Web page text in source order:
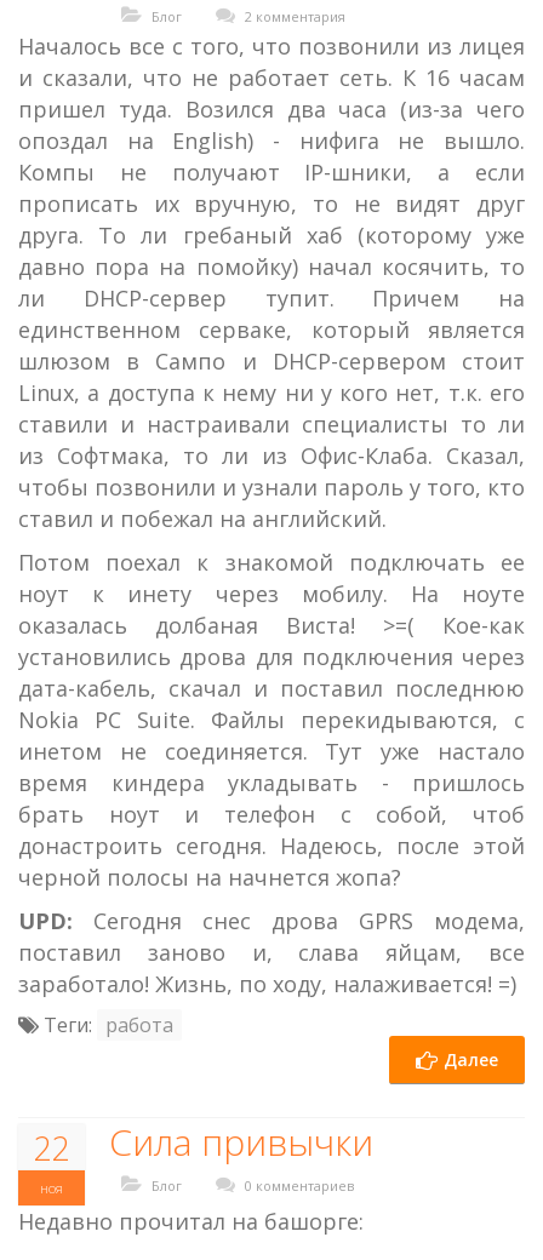
Блог 2 комментария
Началось все с того, что позвонили из лицея
и сказали, что не работает сеть. К 16 часам
пришел туда. Возился два часа (из-за чего
опоздал на English) - нифига не вышло.
Компы не получают IP-шники, а если
прописать их вручную, то не видят друг
друга. То ли гребаный хаб (которому уже
давно пора на помойку) начал косячить, то
ли DHCP-сервер тупит. Причем на
единственном серваке, который является
шлюзом в Сампо и DHCP-сервером стоит
Linux, а доступа к нему ни у кого нет, т.к. его
ставили и настраивали специалисты то ли
из Софтмака, то ли из Офис-Клаба. Сказал,
чтобы позвонили и узнали пароль у того, кто
ставил и побежал на английский.
Потом поехал к знакомой подключать ее
ноут к инету через мобилу. На ноуте
оказалась долбаная Виста! >=( Кое-как
установились дрова для подключения через
дата-кабель, скачал и поставил последнюю
Nokia PC Suite. Файлы перекидываются, с
инетом не соединяется. Тут уже настало
время киндера укладывать - пришлось
брать ноут и телефон с собой, чтоб
донастроить сегодня. Надеюсь, после этой
черной полосы на начнется жопа?
UPD: Сегодня снес дрова GPRS модема,
поставил заново и, слава яйцам, все
заработало! Жизнь, по ходу, налаживается! =)
Теги: работа
Далее
22
ноя
Сила привычки
Блог 0 комментариев
Недавно прочитал на башорге: